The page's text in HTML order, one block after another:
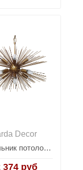
Decor
Светильник потолочный 20MD3349-12
374 руб